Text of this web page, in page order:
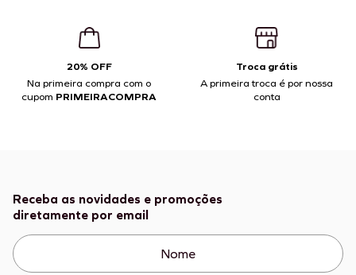
20% OFF
Na primeira compra com o
cupom PRIMEIRACOMPRA
Troca grátis
A primeira troca é por nossa
conta
Receba as novidades e promoções
diretamente por email